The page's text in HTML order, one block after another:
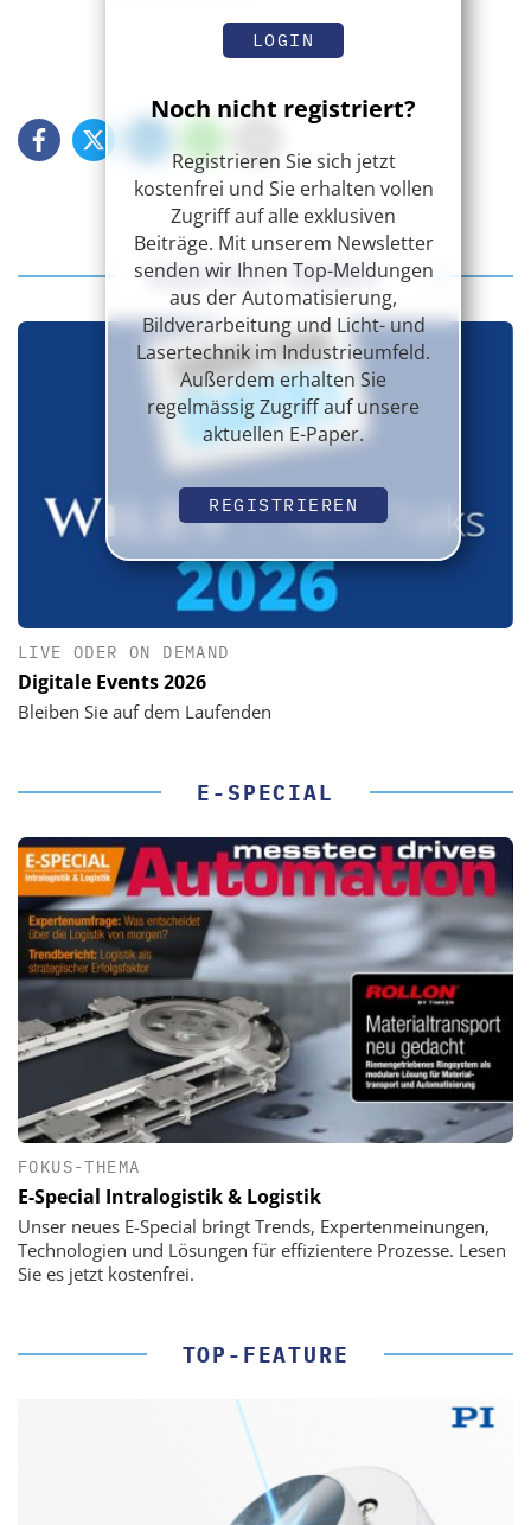
LOGIN
Noch nicht registriert?
Registrieren Sie sich jetzt
kostenfrei und Sie erhalten vollen
Zugriff auf alle exklusiven
Beiträge. Mit unserem Newsletter
senden wir Ihnen Top-Meldungen
aus der Automatisierung,
Bildverarbeitung und Licht- und
Lasertechnik im Industrieumfeld.
Außerdem erhalten Sie
regelmässig Zugriff auf unsere
aktuellen E-Paper.
REGISTRIEREN
DIGITALE EVENTS
LIVE ODER ON DEMAND
Digitale Events 2026
Bleiben Sie auf dem Laufenden
E-SPECIAL
FOKUS-THEMA
E-Special Intralogistik & Logistik
Unser neues E-Special bringt Trends, Expertenmeinungen,
Technologien und Lösungen für effizientere Prozesse. Lesen
Sie es jetzt kostenfrei.
TOP-FEATURE